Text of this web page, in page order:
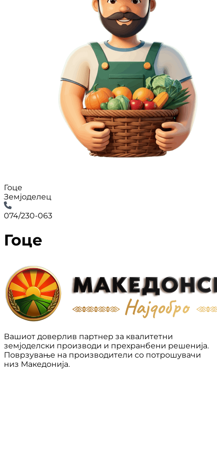
Гоце
Земјоделец
074/230-063
Гоце
Вашиот доверлив партнер за квалитетни
земјоделски производи и прехранбени решенија.
Поврзување на производители со потрошувачи
низ Македонија.